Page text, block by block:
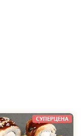
СУПЕРЦЕНА